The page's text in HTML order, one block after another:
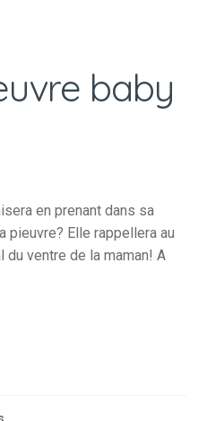
baby
en prenant dans sa
pieuvre? Elle rappellera au
ventre de la maman! A